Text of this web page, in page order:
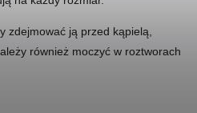
zdejmować ją przed kąpielą,
również moczyć w roztworach